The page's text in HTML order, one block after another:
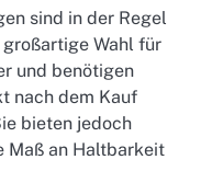
sind in der Regel
Wahl für
und benötigen
nach dem Kauf
bieten jedoch
Maß an Haltbarkeit